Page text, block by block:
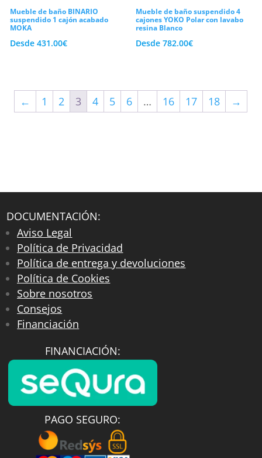
Mueble de baño BINARIO
suspendido 1 cajón acabado
MOKA
Desde 431.00€
Mueble de baño suspendido 4
cajones YOKO Polar con lavabo
resina Blanco
Desde782.00€
← 1 2 3 4 5 6 … 16 17 18 →
DOCUMENTACIÓN:
Aviso Legal
Política de Privacidad
Política de entrega y devoluciones
Política de Cookies
Sobre nosotros
Consejos
Financiación
FINANCIACIÓN:
PAGO SEGURO: